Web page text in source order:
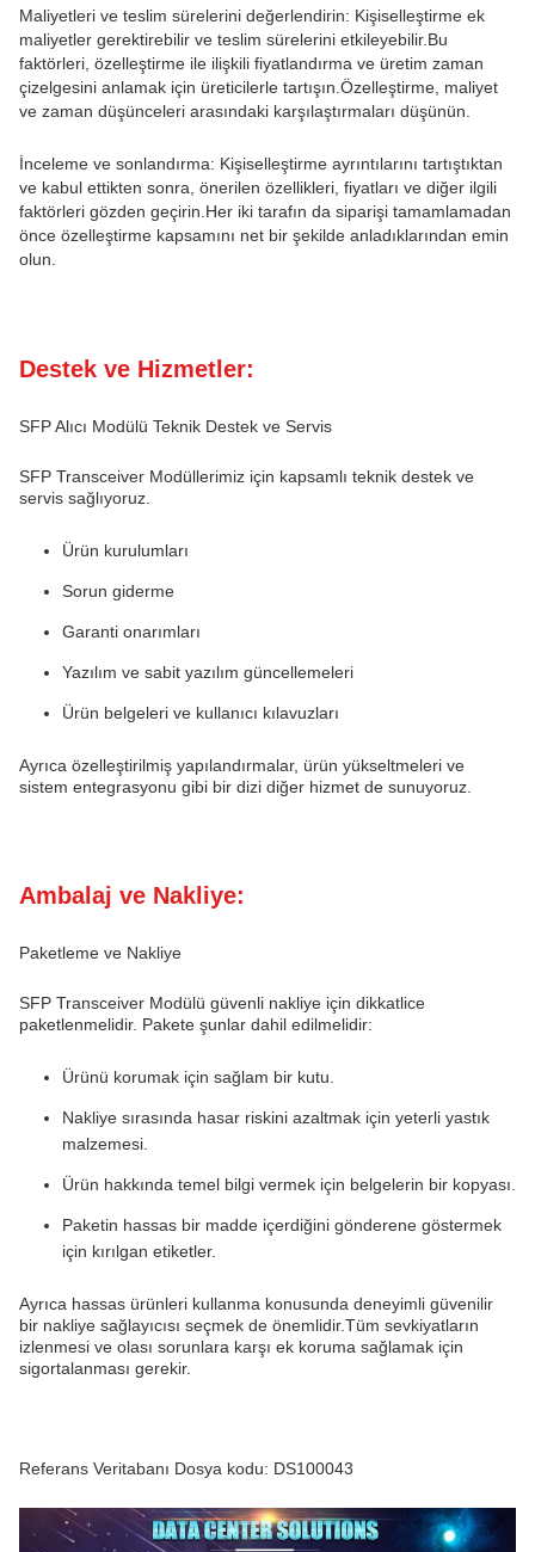
Maliyetleri ve teslim sürelerini değerlendirin: Kişiselleştirme ek
maliyetler gerektirebilir ve teslim sürelerini etkileyebilir.Bu
faktörleri, özelleştirme ile ilişkili fiyatlandırma ve üretim zaman
çizelgesini anlamak için üreticilerle tartışın.Özelleştirme, maliyet
ve zaman düşünceleri arasındaki karşılaştırmaları düşünün.
İnceleme ve sonlandırma: Kişiselleştirme ayrıntılarını tartıştıktan
ve kabul ettikten sonra, önerilen özellikleri, fiyatları ve diğer ilgili
faktörleri gözden geçirin.Her iki tarafın da siparişi tamamlamadan
önce özelleştirme kapsamını net bir şekilde anladıklarından emin
olun.
Destek ve Hizmetler:
SFP Alıcı Modülü Teknik Destek ve Servis
SFP Transceiver Modüllerimiz için kapsamlı teknik destek ve
servis sağlıyoruz.
Ürün kurulumları
Sorun giderme
Garanti onarımları
Yazılım ve sabit yazılım güncellemeleri
Ürün belgeleri ve kullanıcı kılavuzları
Ayrıca özelleştirilmiş yapılandırmalar, ürün yükseltmeleri ve
sistem entegrasyonu gibi bir dizi diğer hizmet de sunuyoruz.
Ambalaj ve Nakliye:
Paketleme ve Nakliye
SFP Transceiver Modülü güvenli nakliye için dikkatlice
paketlenmelidir. Pakete şunlar dahil edilmelidir:
Ürünü korumak için sağlam bir kutu.
Nakliye sırasında hasar riskini azaltmak için yeterli yastık
malzemesi.
Ürün hakkında temel bilgi vermek için belgelerin bir kopyası.
Paketin hassas bir madde içerdiğini gönderene göstermek
için kırılgan etiketler.
Ayrıca hassas ürünleri kullanma konusunda deneyimli güvenilir
bir nakliye sağlayıcısı seçmek de önemlidir.Tüm sevkiyatların
izlenmesi ve olası sorunlara karşı ek koruma sağlamak için
sigortalanması gerekir.
Referans Veritabanı Dosya kodu: DS100043